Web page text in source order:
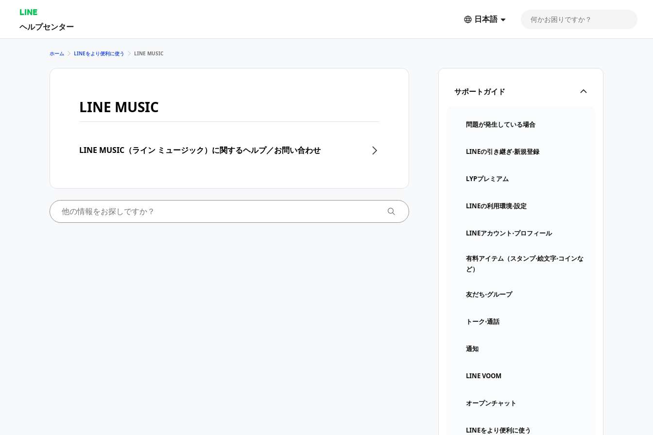
LINE
ヘルプセンター
日本語
サポートガイド
問題が発生している場合
LINEの引き継ぎ⋅新規登録
LYPプレミアム
LINEの利用環境⋅設定
LINEアカウント⋅プロフィール
有料アイテム（スタンプ⋅絵文字⋅コインな
ど）
友だち⋅グループ
トーク⋅通話
通知
LINE VOOM
オープンチャット
LINEをより便利に使う
ホーム LINEをより便利に使う LINE MUSIC
LINE MUSIC
LINE MUSIC（ライン ミュージック）に関するヘルプ／お問い合わせ